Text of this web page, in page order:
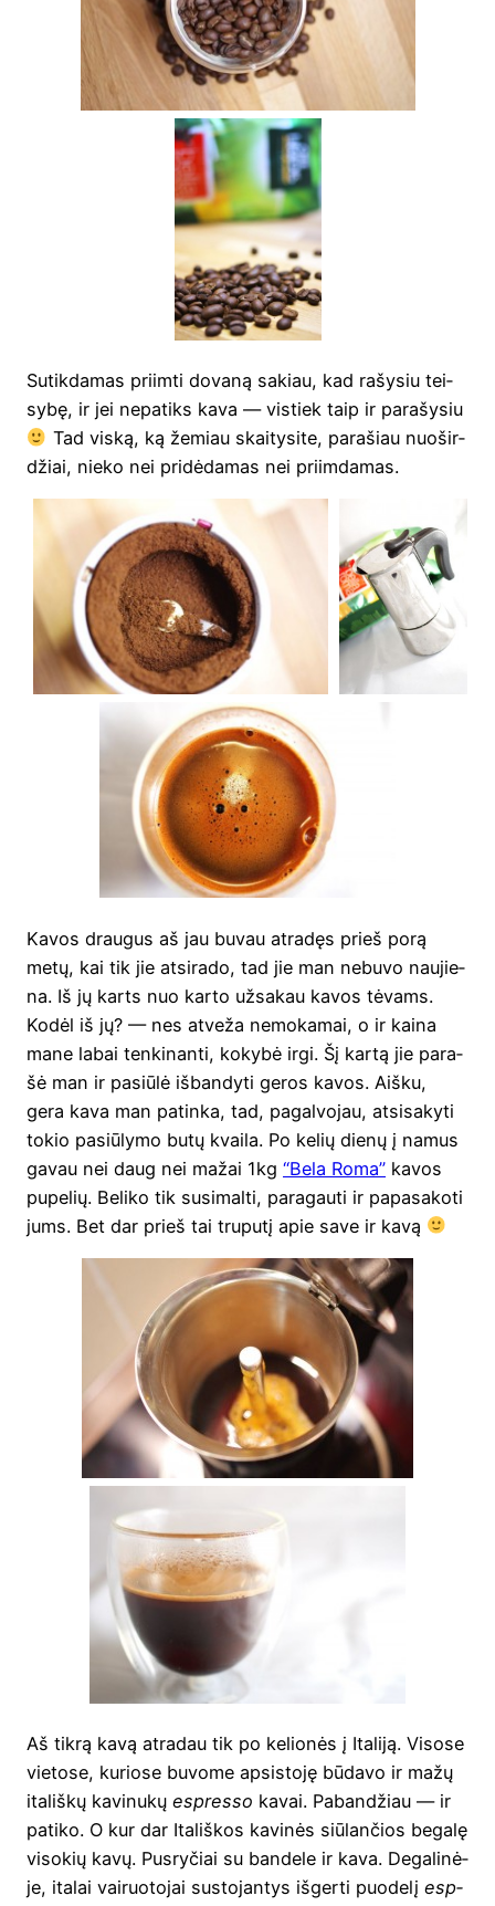
Sutik­da­mas pri­im­ti dova­ną sakiau, kad rašy­siu tei­
sy­bę, ir jei nepa­tiks kava — vis­tiek taip ir para­šy­siu
Tad vis­ką, ką žemiau skai­ty­si­te, para­šiau nuo­šir­
džiai, nie­ko nei pri­dė­da­mas nei priimdamas.
Kavos drau­gus aš jau buvau atra­dęs prieš porą
metų, kai tik jie atsi­ra­do, tad jie man nebu­vo nau­jie­
na. Iš jų karts nuo kar­to užsa­kau kavos tėvams.
Kodėl iš jų? — nes atve­ža nemo­ka­mai, o ir kai­na
mane labai ten­ki­nan­ti, koky­bė irgi. Šį kar­tą jie para­
šė man ir pasiū­lė išban­dy­ti geros kavos. Aiš­ku,
gera kava man patin­ka, tad, pagal­vo­jau, atsi­sa­ky­ti
tokio pasiū­ly­mo butų kvai­la. Po kelių die­nų į namus
gavau nei daug nei mažai 1kg “Bela Roma” kavos
pupe­lių. Beli­ko tik susi­mal­ti, para­gau­ti ir papa­sa­ko­ti
jums. Bet dar prieš tai tru­pu­tį apie save ir kavą
Aš tik­rą kavą atra­dau tik po kelio­nės į Ita­li­ją. Viso­se
vie­to­se, kurio­se buvo­me apsi­sto­ję būda­vo ir mažų
ita­liš­kų kavi­nu­kų esp­res­so kavai. Paban­džiau — ir
pati­ko. O kur dar Ita­liš­kos kavi­nės siū­lan­čios bega­lę
viso­kių kavų. Pus­ry­čiai su ban­de­le ir kava. Dega­li­nė­
je, ita­lai vai­ruo­to­jai susto­jan­tys išger­ti puo­de­lį esp­